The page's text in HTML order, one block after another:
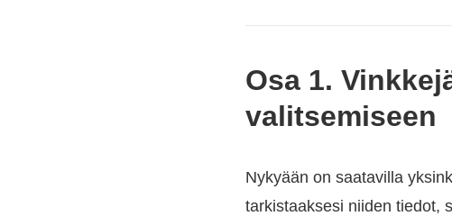
Osa 1.
valitsemiseen
Nykyään on saatavilla
tarkistaaksesi niiden tiedot,